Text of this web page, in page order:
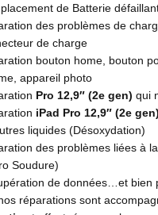
de Batterie
des problèmes de
de charge
bouton home, bouton
appareil photo
Pro 12,9″ (2e gen)qui
iPad Pro 12,9″ (2e gen)
liquides (Désoxydation)
des problèmes liées à
Soudure)
de données…et bien
réparations sont